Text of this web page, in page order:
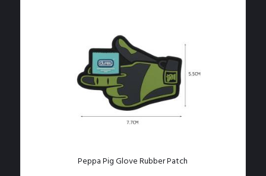
opzioni
possono
essere
scelte
nella
pagina
del
Peppa Pig Glove Rubber Patch